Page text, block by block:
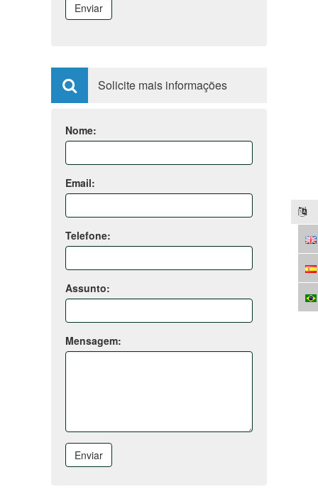
Enviar
Solicite mais informações
Nome:
Email:
Telefone:
Assunto:
Mensagem:
Enviar